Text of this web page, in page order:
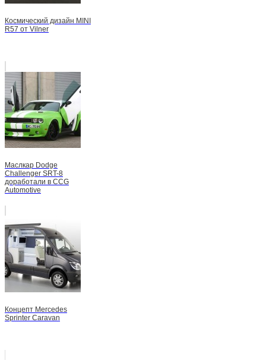
Космический дизайн MINI
R57 от Vilner
Маслкар Dodge
Challenger SRT-8
доработали в CCG
Automotive
Концепт Mercedes
Sprinter Caravan